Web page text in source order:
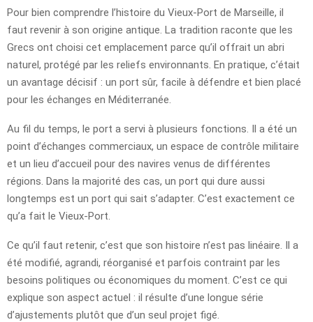
Pour bien comprendre l’histoire du Vieux-Port de Marseille, il
faut revenir à son origine antique. La tradition raconte que les
Grecs ont choisi cet emplacement parce qu’il offrait un abri
naturel, protégé par les reliefs environnants. En pratique, c’était
un avantage décisif : un port sûr, facile à défendre et bien placé
pour les échanges en Méditerranée.
Au fil du temps, le port a servi à plusieurs fonctions. Il a été un
point d’échanges commerciaux, un espace de contrôle militaire
et un lieu d’accueil pour des navires venus de différentes
régions. Dans la majorité des cas, un port qui dure aussi
longtemps est un port qui sait s’adapter. C’est exactement ce
qu’a fait le Vieux-Port.
Ce qu’il faut retenir, c’est que son histoire n’est pas linéaire. Il a
été modifié, agrandi, réorganisé et parfois contraint par les
besoins politiques ou économiques du moment. C’est ce qui
explique son aspect actuel : il résulte d’une longue série
d’ajustements plutôt que d’un seul projet figé.